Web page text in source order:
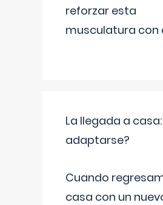
reforzar esta
musculatura con
La llegada a
adaptarse?
Cuando
casa con un